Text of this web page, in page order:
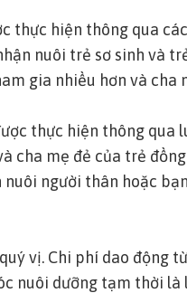
thực hiện thông qua
nuôi trẻ sơ sinh và
gia nhiều hơn và cha
thực hiện thông qua
cha mẹ đẻ của trẻ
người thân hoặc
vị. Chi phí dao động
nuôi dưỡng tạm thời là